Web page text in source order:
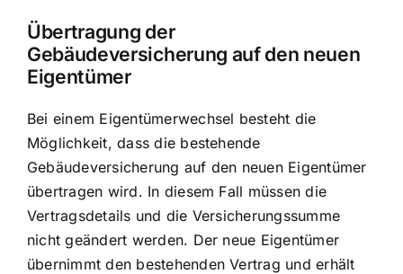
Übertragung der
Gebäudeversicherung auf den neuen
Eigentümer
Bei einem Eigentümerwechsel besteht die
Möglichkeit, dass die bestehende
Gebäudeversicherung auf den neuen Eigentümer
übertragen wird. In diesem Fall müssen die
Vertragsdetails und die Versicherungssumme
nicht geändert werden. Der neue Eigentümer
übernimmt den bestehenden Vertrag und erhält